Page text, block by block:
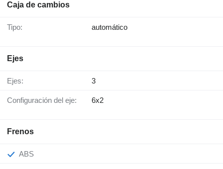
Caja de cambios
Tipo: automático
Ejes
Ejes: 3
Configuración del eje: 6x2
Frenos
ABS